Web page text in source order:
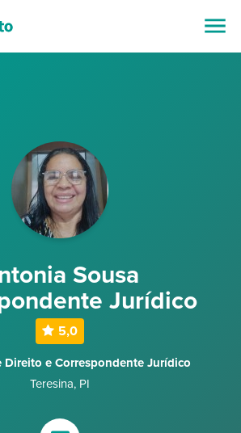
Sousa
Jurídico
5,0
Direito e Correspondente Jurídico
Teresina, PI